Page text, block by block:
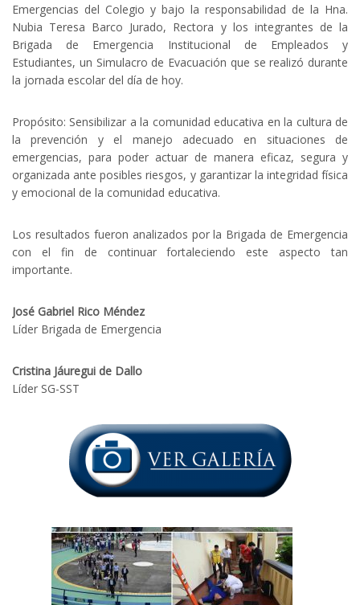
Emergencias del Colegio y bajo la responsabilidad de la Hna.
Nubia Teresa Barco Jurado, Rectora y los integrantes de la
Brigada de Emergencia Institucional de Empleados y
Estudiantes, un Simulacro de Evacuación que se realizó durante
la jornada escolar del día de hoy.
Propósito: Sensibilizar a la comunidad educativa en la cultura de
la prevención y el manejo adecuado en situaciones de
emergencias, para poder actuar de manera eficaz, segura y
organizada ante posibles riesgos, y garantizar la integridad física
y emocional de la comunidad educativa.
Los resultados fueron analizados por la Brigada de Emergencia
con el fin de continuar fortaleciendo este aspecto tan
importante.
José Gabriel Rico Méndez
Líder Brigada de Emergencia
Cristina Jáuregui de Dallo
Líder SG-SST